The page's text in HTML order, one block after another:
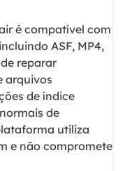
é compatível com
ASF, MP4,
reparar
arquivos
de índice
de
utiliza
e não compromete